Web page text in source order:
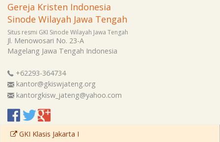
Gereja Kristen Indonesia
Sinode Wilayah Jawa Tengah
Situs resmi GKI Sinode Wilayah Jawa Tengah
Jl. Menowosari No. 23-A
Magelang Jawa Tengah Indonesia
+62293-364734
kantor@gkiswjateng.org
kantorgkisw_jateng@yahoo.com
GKI Klasis Jakarta I